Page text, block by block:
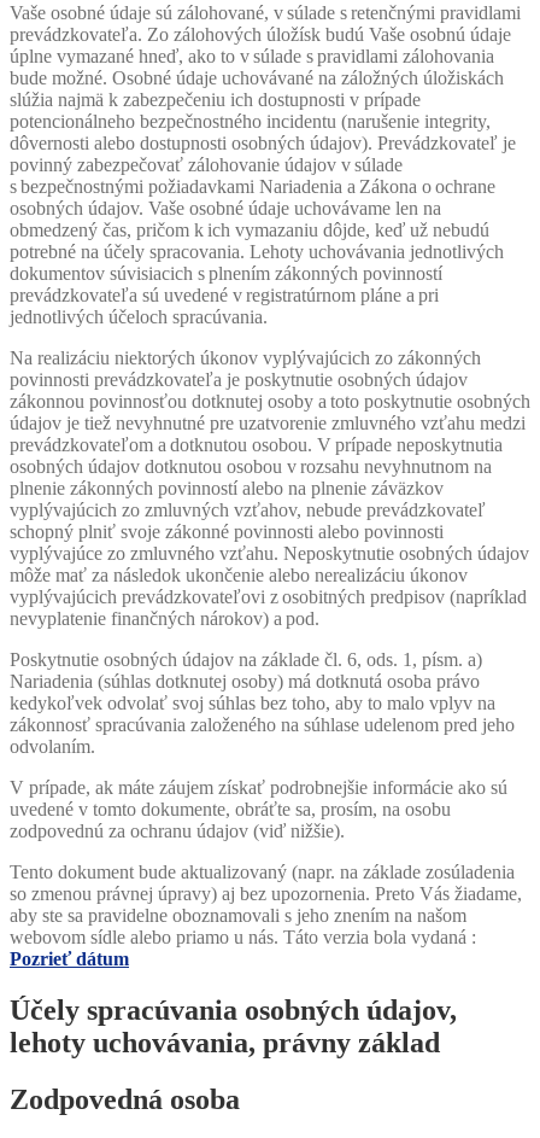
Vaše osobné údaje sú zálohované, v súlade s retenčnými pravidlami
prevádzkovateľa. Zo zálohových úložísk budú Vaše osobnú údaje
úplne vymazané hneď, ako to v súlade s pravidlami zálohovania
bude možné. Osobné údaje uchovávané na záložných úložiskách
slúžia najmä k zabezpečeniu ich dostupnosti v prípade
potencionálneho bezpečnostného incidentu (narušenie integrity,
dôvernosti alebo dostupnosti osobných údajov). Prevádzkovateľ je
povinný zabezpečovať zálohovanie údajov v súlade
s bezpečnostnými požiadavkami Nariadenia a Zákona o ochrane
osobných údajov. Vaše osobné údaje uchovávame len na
obmedzený čas, pričom k ich vymazaniu dôjde, keď už nebudú
potrebné na účely spracovania. Lehoty uchovávania jednotlivých
dokumentov súvisiacich s plnením zákonných povinností
prevádzkovateľa sú uvedené v registratúrnom pláne a pri
jednotlivých účeloch spracúvania.
Na realizáciu niektorých úkonov vyplývajúcich zo zákonných
povinnosti prevádzkovateľa je poskytnutie osobných údajov
zákonnou povinnosťou dotknutej osoby a toto poskytnutie osobných
údajov je tiež nevyhnutné pre uzatvorenie zmluvného vzťahu medzi
prevádzkovateľom a dotknutou osobou. V prípade neposkytnutia
osobných údajov dotknutou osobou v rozsahu nevyhnutnom na
plnenie zákonných povinností alebo na plnenie záväzkov
vyplývajúcich zo zmluvných vzťahov, nebude prevádzkovateľ
schopný plniť svoje zákonné povinnosti alebo povinnosti
vyplývajúce zo zmluvného vzťahu. Neposkytnutie osobných údajov
môže mať za následok ukončenie alebo nerealizáciu úkonov
vyplývajúcich prevádzkovateľovi z osobitných predpisov (napríklad
nevyplatenie finančných nárokov) a pod.
Poskytnutie osobných údajov na základe čl. 6, ods. 1, písm. a)
Nariadenia (súhlas dotknutej osoby) má dotknutá osoba právo
kedykoľvek odvolať svoj súhlas bez toho, aby to malo vplyv na
zákonnosť spracúvania založeného na súhlase udelenom pred jeho
odvolaním.
V prípade, ak máte záujem získať podrobnejšie informácie ako sú
uvedené v tomto dokumente, obráťte sa, prosím, na osobu
zodpovednú za ochranu údajov (viď nižšie).
Tento dokument bude aktualizovaný (napr. na základe zosúladenia
so zmenou právnej úpravy) aj bez upozornenia. Preto Vás žiadame,
aby ste sa pravidelne oboznamovali s jeho znením na našom
webovom sídle alebo priamo u nás. Táto verzia bola vydaná :
Pozrieť dátum
Účely spracúvania osobných údajov,
lehoty uchovávania, právny základ
Zodpovedná osoba